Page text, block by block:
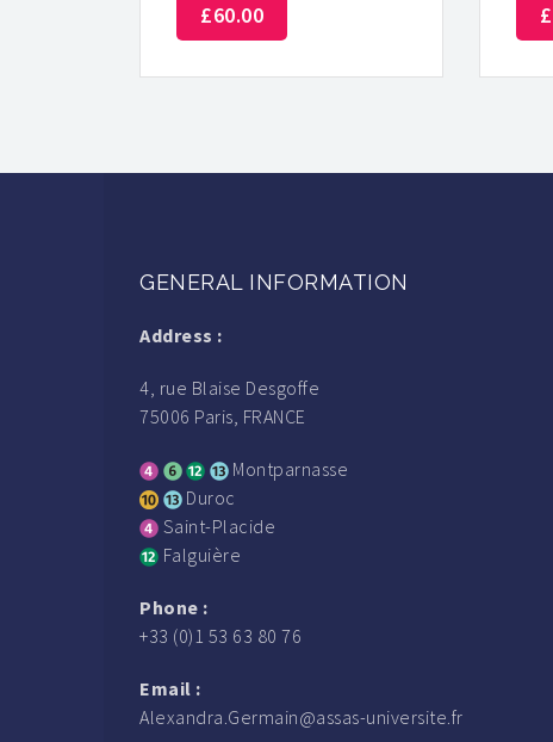
£60.00 £
GENERAL INFORMATION
Address :
4, rue Blaise Desgoffe
75006 Paris, FRANCE
Montparnasse
Duroc
Saint-Placide
Falguière
Phone :
+33 (0)1 53 63 80 76
Email :
Alexandra.Germain@assas-universite.fr